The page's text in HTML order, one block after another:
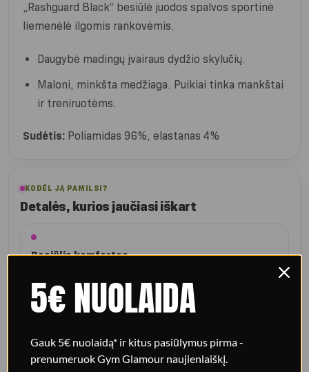
„Rashguard Black“ besiūlė juodos spalvos sportinė
liemenėlė ilgomis rankovėmis.
Daugybė madingų įvairaus dydžio skylučių.
Maloni, minkšta medžiaga. Puikiai tinka mankštai
ir treniruotėms.
Sudėtis: Poliamidas 96%, elastanas 4%
KODĖL JĄ PAMILSI?
Detalės, kurios jaučiasi iškart
Besiūlis komfortas
judesių.
Ilgos rankovės
Rashguard tipo dizainas suteikia daugiau dengimo
5€ NUOLAIDA
Gauk 5€ nuolaidą* ir kitus pasiūlymus pirma -
prenumeruok Gym Glamour naujienlaiškį.